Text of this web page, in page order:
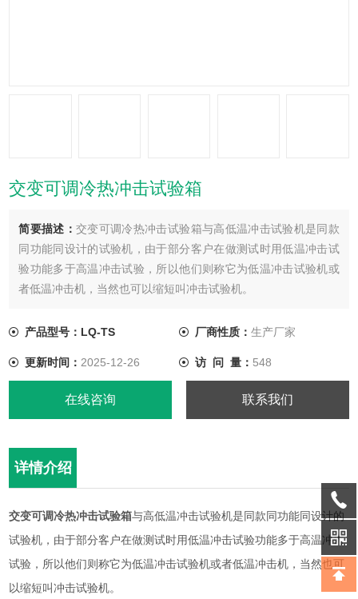
交变可调冷热冲击试验箱
简要描述： 交变可调冷热冲击试验箱与高低温冲击试验机是同款
同功能同设计的试验机，由于部分客户在做测试时用低温冲击试
验功能多于高温冲击试验，所以他们则称它为低温冲击试验机或
者低温冲击机，当然也可以缩短叫冲击试验机。
产品型号：LQ-TS 厂商性质： 生产厂家
更新时间： 2025-12-26 访 问 量： 548
在线咨询 联系我们
详情介绍
交变可调冷热冲击试验箱与高低温冲击试验机是同款同功能同设计的
试验机，由于部分客户在做测试时用低温冲击试验功能多于高温冲击
试验，所以他们则称它为低温冲击试验机或者低温冲击机，当然也可
以缩短叫冲击试验机。